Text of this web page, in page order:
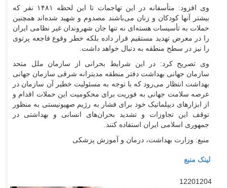
وی افزود: متأسفانه در این تهاجمات تا این لحظه ۱۴۸۱ نفر که
بیشتر آنها کودکان و زنان می‌باشند مصدوم و شهید شده‌اند همچنین
حملات به تأسیسات هسته‌ای نه تنها جان شهروندان غیر نظامی ایران
را در معرض تهدید مستقیم قرار داده بلکه خطر وقوع فاجعه پرتوی
را نیز در سطح منطقه به دنبال خواهد داشت.
وی تصریح کرد: در این شرایط بحرانی از سازمان ملل متحد
سازمان جهانی بهداشت دفتر منطقه مدیترانه شرقی سازمان جهانی
بهداشت انتظار می‌رود که با توجه به مسئولیت خطیر آن سازمان در
عرصه سلامت جهانی به فوریت برای محکومیت این حملات اقدام و
از ابزار‌های دیپلماتیک خود برای فشار به رژیم صهیونیستی به منظور
توقف این تجاوزات و تشدید بحران‌های انسانی و بهداشتی در
جمهوری اسلامی ایران استفاده کنند.
منبع: وزارت بهداشت، درمان و آموزش پزشکی
لینک منبع
12201204